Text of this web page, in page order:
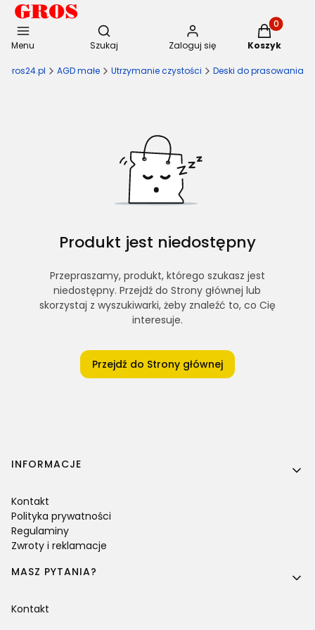
Menu
Otwórz wyszukiwarkę
Szukaj Zaloguj się
Produkty
Koszyk
Gros24.pl AGD małe Utrzymanie czystości Deski do prasowania
Produkt jest niedostępny
Przepraszamy, produkt, którego szukasz jest
niedostępny. Przejdź do Strony głównej lub
skorzystaj z wyszukiwarki, żeby znaleźć to, co Cię
interesuje.
Przejdź do Strony głównej
Linki w stopce
INFORMACJE
Kontakt
Polityka prywatności
Regulaminy
Zwroty i reklamacje
MASZ PYTANIA?
Kontakt